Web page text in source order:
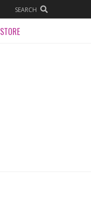
SEARCH
STORE